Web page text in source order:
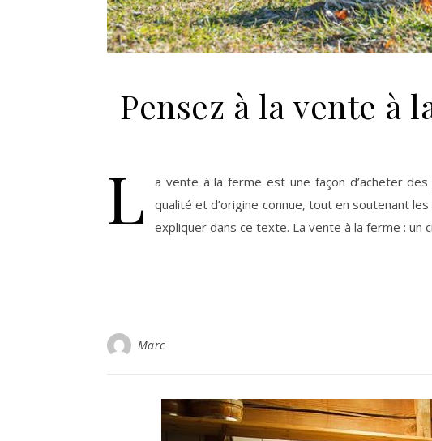
Pensez à la vente à
L
a vente à la ferme est une façon d’acheter
qualité et d’origine connue, tout en soutenant
expliquer dans ce texte. La vente à la ferme : un
Marc